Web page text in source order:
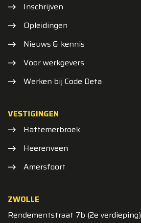
Inschrijven
Opleidingen
Nieuws & kennis
Voor werkgevers
Werken bij Code Deta
VESTIGINGEN
Hattemerbroek
Heerenveen
Amersfoort
ZWOLLE
Rendementstraat 7b (2e verdieping)